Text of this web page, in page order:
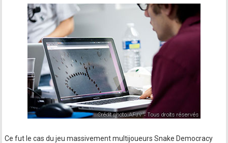
Ce fut le cas du jeu massivement multijoueurs Snake Democracy